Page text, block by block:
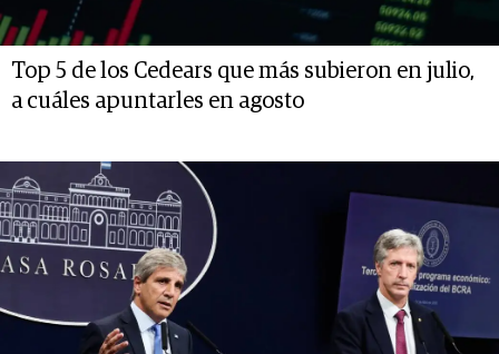
Top 5 de los Cedears que más subieron en julio,
a cuáles apuntarles en agosto